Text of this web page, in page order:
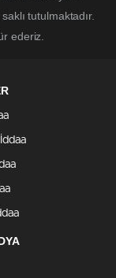
tutulmaktadır.
ederiz.